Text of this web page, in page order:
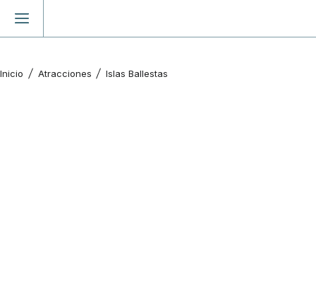
Inicio Atracciones Islas Ballestas